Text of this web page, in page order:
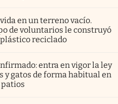
en un terreno vacío.
de voluntarios le construyó
reciclado
entra en vigor la ley
gatos de forma habitual en
patios